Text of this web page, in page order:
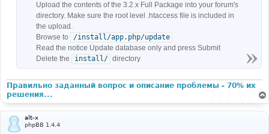
Upload the contents of the 3.2.x Full Package into your forum's
directory. Make sure the root level .htaccess file is included in
the upload.
Browse to
/install/app.php/update
Read the notice Update database only and press Submit
Delete the
install/ directory
Правильно заданный вопрос и описание проблемы - 70% их
решения...
alt-x
phpBB 1.4.4